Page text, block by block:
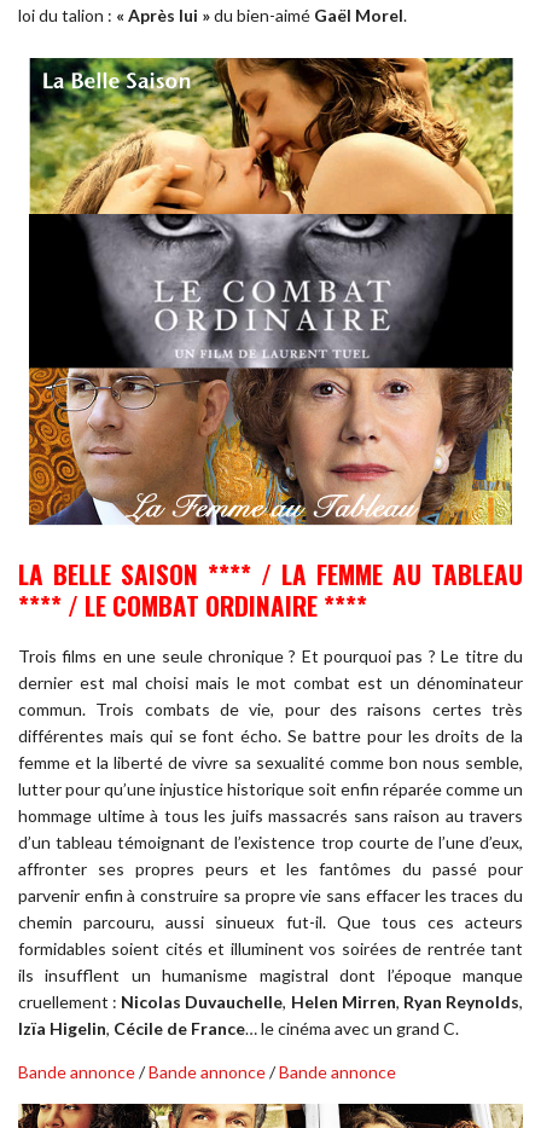
loi du talion : « Après lui »du bien-aimé Gaël Morel.
LA BELLE SAISON **** / LA FEMME AU TABLEAU
**** / LE COMBAT ORDINAIRE ****
Trois films en une seule chronique ? Et pourquoi pas ? Le titre du
dernier est mal choisi mais le mot combat est un dénominateur
commun. Trois combats de vie, pour des raisons certes très
différentes mais qui se font écho. Se battre pour les droits de la
femme et la liberté de vivre sa sexualité comme bon nous semble,
lutter pour qu’une injustice historique soit enfin réparée comme un
hommage ultime à tous les juifs massacrés sans raison au travers
d’un tableau témoignant de l’existence trop courte de l’une d’eux,
affronter ses propres peurs et les fantômes du passé pour
parvenir enfin à construire sa propre vie sans effacer les traces du
chemin parcouru, aussi sinueux fut-il. Que tous ces acteurs
formidables soient cités et illuminent vos soirées de rentrée tant
ils insufflent un humanisme magistral dont l’époque manque
cruellement : Nicolas Duvauchelle, Helen Mirren, Ryan Reynolds,
Izïa Higelin, Cécile de France… le cinéma avec un grand C.
Bande annonce/Bande annonce/Bande annonce